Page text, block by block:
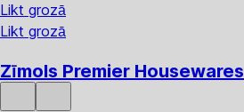
Likt grozā
Likt grozā
Zīmols Premier Housewares